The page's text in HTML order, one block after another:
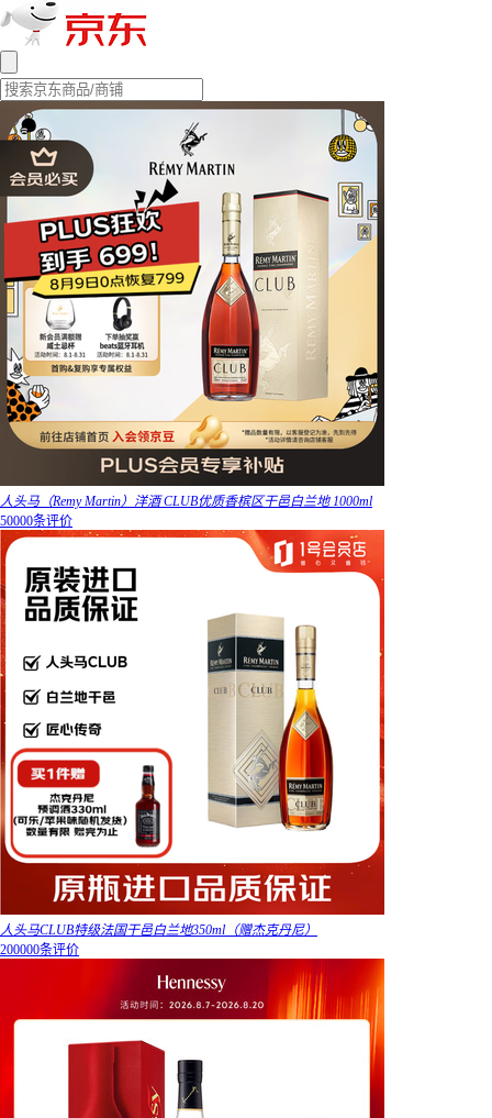
人头马（Remy Martin）洋酒 CLUB优质香槟区干邑白兰地 1000ml
50000条评价
人头马CLUB特级法国干邑白兰地350ml（赠杰克丹尼）
200000条评价